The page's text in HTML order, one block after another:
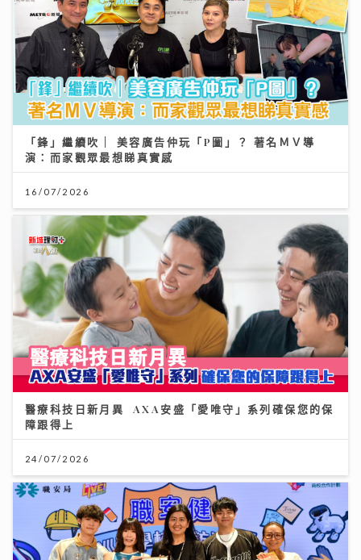
「鋒」繼續吹 | 美容廣告仲玩「P圖」？ 著名ＭＶ導
演：而家觀眾最想睇真實感
16/07/2026
醫療科技日新月異 AXA安盛「愛唯守」系列確保您的保
障跟得上
24/07/2026